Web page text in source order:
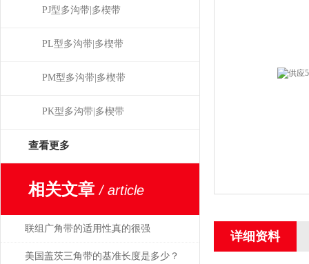
PJ型多沟带|多楔带
PL型多沟带|多楔带
PM型多沟带|多楔带
PK型多沟带|多楔带
查看更多
相关文章/ article
联组广角带的适用性真的很强
美国盖茨三角带的基准长度是多少？
详细资料